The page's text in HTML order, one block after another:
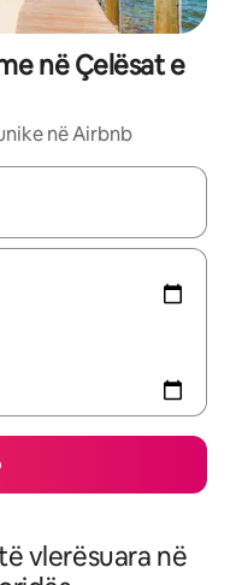
në Çelësat e
në Airbnb
lëviz me butonat e
vlerësuara në